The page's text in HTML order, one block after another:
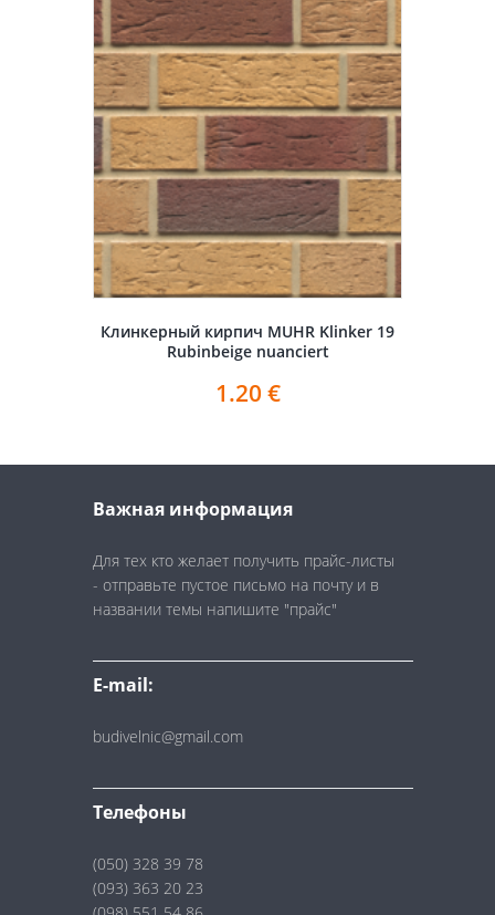
Клинкерный кирпич MUHR Klinker 19
Rubinbeige nuanciert
1.20 €
Важная информация
Для тех кто желает получить прайс-листы
- отправьте пустое письмо на почту и в
названии темы напишите "прайс"
E-mail:
budivelnic@gmail.com
Телефоны
(050) 328 39 78
(093) 363 20 23